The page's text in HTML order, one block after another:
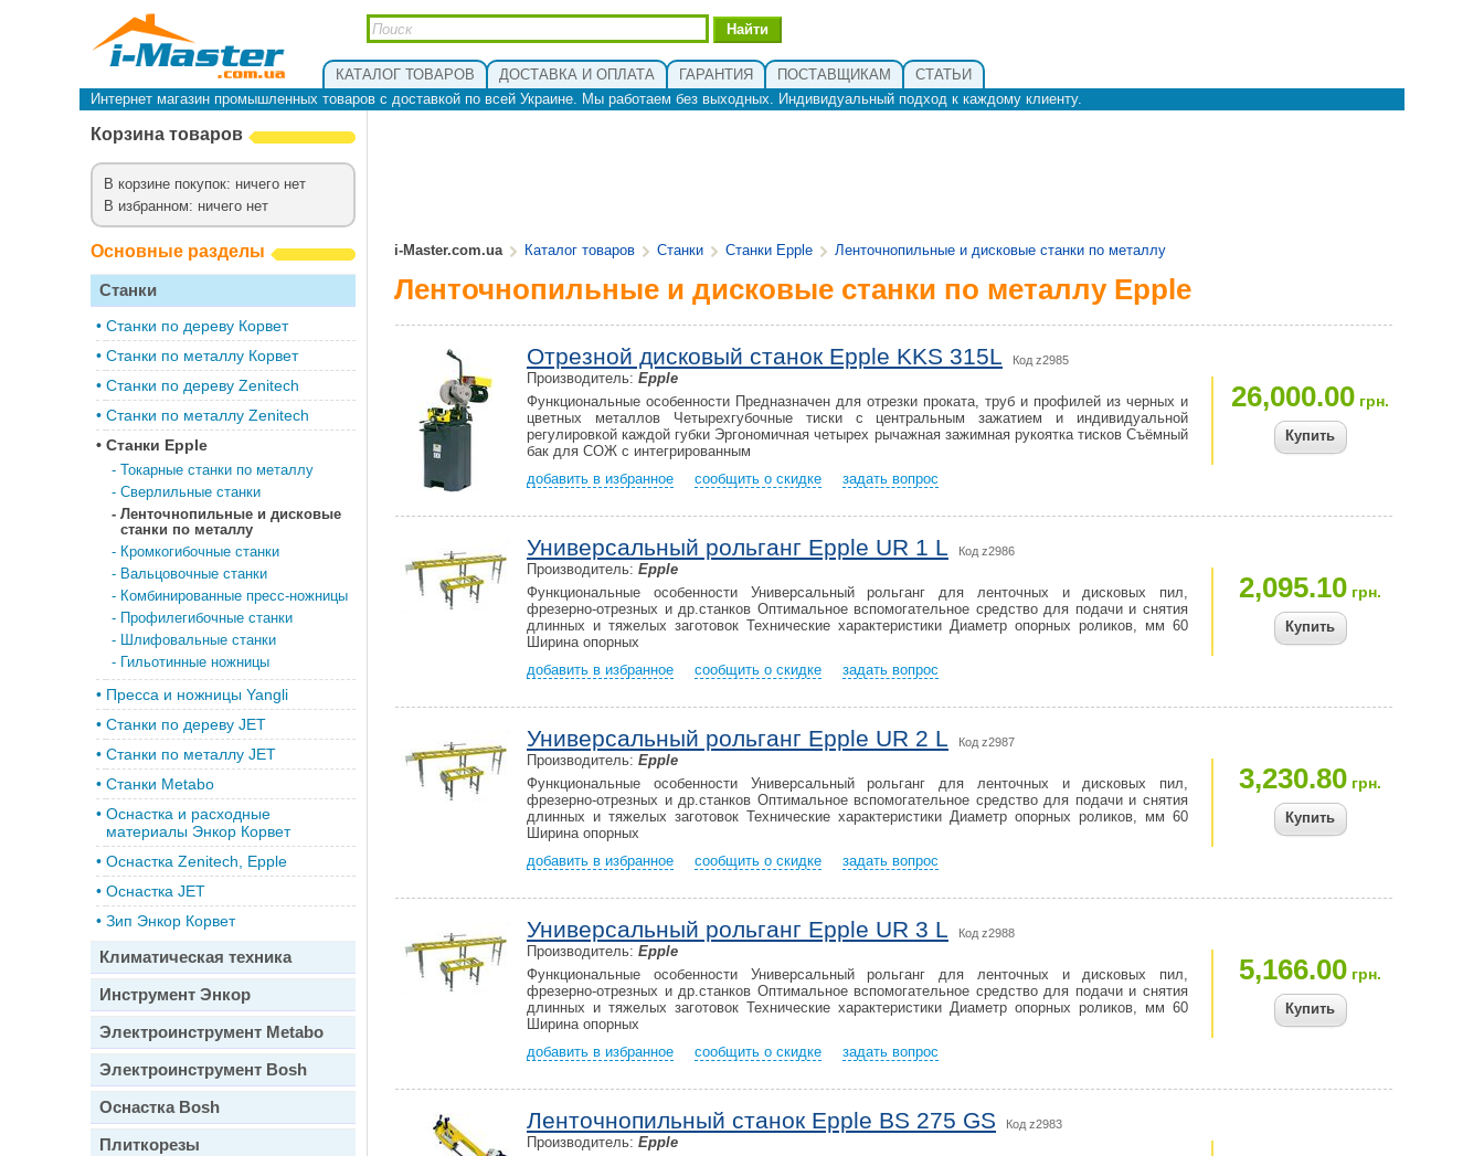
КАТАЛОГ ТОВАРОВ ДОСТАВКА И ОПЛАТА ГАРАНТИЯ ПОСТАВЩИКАМ
СТАТЬИ
Интернет магазин промышленных товаров с доставкой по всей Украине. Мы работаем без выходных. Индивидуальный подход к каждому клиенту.
Корзина товаров
В корзине покупок: ничего нет
В избранном: ничего нет
Основные разделы
Станки
• Cтанки по дереву Корвет
• Станки по металлу Корвет
• Cтанки по дереву Zenitech
• Cтанки по металлу Zenitech
• Станки Epple
- Токарные станки по металлу
- Сверлильные станки
- Ленточнопильные и дисковые
станки по металлу
- Кромкогибочные станки
- Вальцовочные станки
- Комбинированные пресс-ножницы
- Профилегибочные станки
- Шлифовальные станки
- Гильотинные ножницы
• Пресса и ножницы Yangli
• Станки по дереву JET
• Станки по металлу JET
• Станки Metabo
• Оснастка и расходные
материалы Энкор Корвет
• Оснастка Zenitech, Epple
• Оснастка JET
• Зип Энкор Корвет
Климатическая техника
Инструмент Энкор
Электроинструмент Metabo
Электроинструмент Bosh
Оснастка Bosh
Плиткорезы
i-Master.com.ua Каталог товаров Станки Станки Epple Ленточнопильные и дисковые станки по металлу
Ленточнопильные и дисковые станки по металлу Epple
Отрезной дисковый станок Epple KKS 315L Код z2985
Производитель: Epple
Функциональные особенности Предназначен для отрезки проката, труб и профилей из черных и
цветных металлов Четырехгубочные тиски с центральным зажатием и индивидуальной
регулировкой каждой губки Эргономичная четырех рычажная зажимная рукоятка тисков Съёмный
бак для СОЖ с интегрированным
добавить в избранное
сообщить о скидке задать вопрос
26,000.00грн.
Купить
Универсальный рольганг Epple UR 1 L Код z2986
Производитель: Epple
Функциональные особенности Универсальный рольганг для ленточных и дисковых пил,
фрезерно-отрезных и др.станков Оптимальное вспомогательное средство для подачи и снятия
длинных и тяжелых заготовок Технические характеристики Диаметр опорных роликов, мм 60
Ширина опорных
добавить в избранное
сообщить о скидке задать вопрос
2,095.10грн.
Купить
Универсальный рольганг Epple UR 2 L Код z2987
Производитель: Epple
Функциональные особенности Универсальный рольганг для ленточных и дисковых пил,
фрезерно-отрезных и др.станков Оптимальное вспомогательное средство для подачи и снятия
длинных и тяжелых заготовок Технические характеристики Диаметр опорных роликов, мм 60
Ширина опорных
добавить в избранное
сообщить о скидке задать вопрос
3,230.80грн.
Купить
Универсальный рольганг Epple UR 3 L Код z2988
Производитель: Epple
Функциональные особенности Универсальный рольганг для ленточных и дисковых пил,
фрезерно-отрезных и др.станков Оптимальное вспомогательное средство для подачи и снятия
длинных и тяжелых заготовок Технические характеристики Диаметр опорных роликов, мм 60
Ширина опорных
добавить в избранное
сообщить о скидке задать вопрос
5,166.00грн.
Купить
Ленточнопильный станок Epple BS 275 GS Код z2983
Производитель: Epple